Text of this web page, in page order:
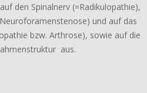
den Spinalnerv (=Radikulopathie),
und auf das
bzw. Arthrose), sowie auf die
aus.